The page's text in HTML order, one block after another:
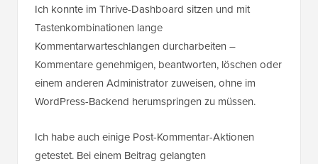
Ich konnte im Thrive-Dashboard sitzen und mit
Tastenkombinationen lange
Kommentarwarteschlangen durcharbeiten –
Kommentare genehmigen, beantworten, löschen oder
einem anderen Administrator zuweisen, ohne im
WordPress-Backend herumspringen zu müssen.
Ich habe auch einige Post-Kommentar-Aktionen
getestet. Bei einem Beitrag gelangten